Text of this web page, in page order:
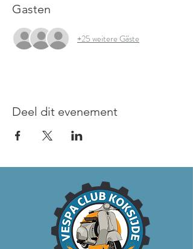
Gasten
+25 weitere Gäste
Deel dit evenement